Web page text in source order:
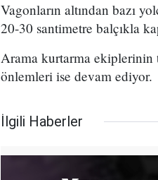
Vagonların altından bazı
20-30 santimetre balçıkla
Arama kurtarma ekiplerinin
önlemleri ise devam ediyor.
İlgili Haberler